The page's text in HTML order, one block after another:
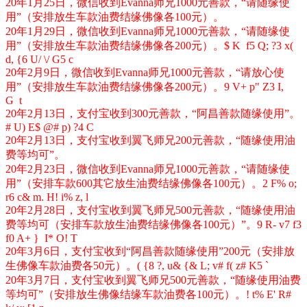
20年1月25日，微信收到Evanna师兄1000元善款，“请随缘使
用”（安排放生车款油费结缘佛像各100元）。
20年1月29日，微信收到Evanna师兄1000元善款，“请随缘使
用”（安排放生车款油费结缘佛像各200元）。 $ K f5 Q; ?3 x(
d, {6 U/ \/ G5 c
20年2月9日，微信收到Evanna师兄1000元善款，“请放心使
用”（安排放生车款油费结缘佛像各200元）。 9 V+ p" Z3 I,
G t
20年2月13日，支付宝收到300元善款，“阿昌善款随缘使用”。
# U) E$ @# p) ?4 C
20年2月13日，支付宝收到翼飞师兄200元善款，“随缘使用油
费等均可”。
20年2月23日，微信收到Evanna师兄1000元善款，“请随缘使
用”（安排车款600其它放生油费结缘佛像各100元）。 2 F% o;
r6 c& m. H! i% z, l
20年2月28日，支付宝收到翼飞师兄500元善款，“随缘使用油
费等均可（安排车款放生油费结缘佛像各100元）”。 9 R- v7 f3
f0 A+ } I* O! T
20年3月6日，支付宝收到“阿昌善款随缘使用”200元（安排放
生佛像车款油费各50元）。 ( {8 ?, u& {& L; v# f( z# K5 `
20年3月7日，支付宝收到翼飞师兄500元善款，“随缘使用油费
等均可”（安排放生佛像结缘车款油费各100元）。 ! t% E' R#